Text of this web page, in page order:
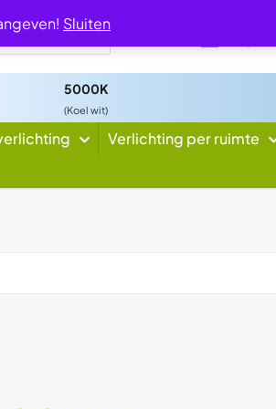
5000K
(Koel wit)
Verlichting per ruimte
Sluiten